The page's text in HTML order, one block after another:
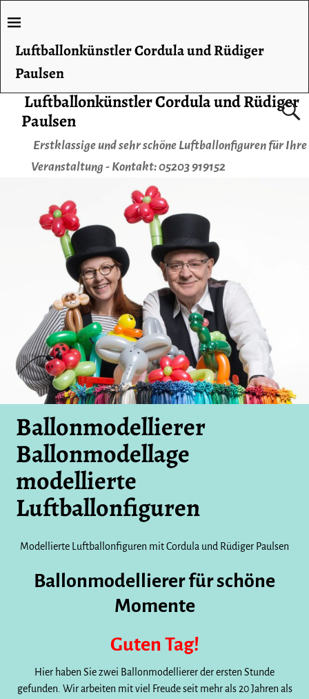
Luftballonkünstler Cordula und Rüdiger
Paulsen
Erstklassige und sehr schöne Luftballonfiguren für Ihre
Veranstaltung - Kontakt: 05203 919152
Luftballonkünstler Cordula und Rüdiger
Paulsen
Ballonmodellierer
Ballonmodellage
modellierte
Luftballonfiguren
Modellierte Luftballonfiguren mit Cordula und Rüdiger Paulsen
Ballonmodellierer für schöne
Momente
Guten Tag!
Hier haben Sie zwei Ballonmodellierer der ersten Stunde
gefunden. Wir arbeiten mit viel Freude seit mehr als 20 Jahren als